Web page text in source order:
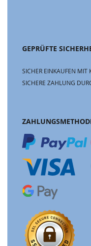
GEPRÜFTE
SICHER EINKAUFEN MIT
SICHERE ZAHLUNG